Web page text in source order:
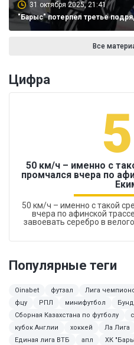
31 октября 2025, 21:41
"Барыс" потерпел третье
Все
Цифра
50 км/ч – именно с
промчался вчера по
50 км/ч – именно с такой
вчера по афинской
завоевать серебро в
Популярные теги
Oinabet футзал Лига
фцу
РПЛ минифутбол
Сборная Казахстана по футболу
кубок Англии
хоккей Ла Лига
Единая лига ВТБ
апл ХК